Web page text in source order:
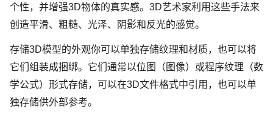
个性，并增强3D物体的真实感。3D艺术家利用这些手法来
创造平滑、粗糙、光泽、阴影和反光的感觉。
存储3D模型的外观你可以单独存储纹理和材质，也可以将
它们组装成捆绑。它们通常以位图（图像）或程序纹理（数
学公式）形式存储，可以在3D文件格式中引用，也可以单
独存储供外部参考。